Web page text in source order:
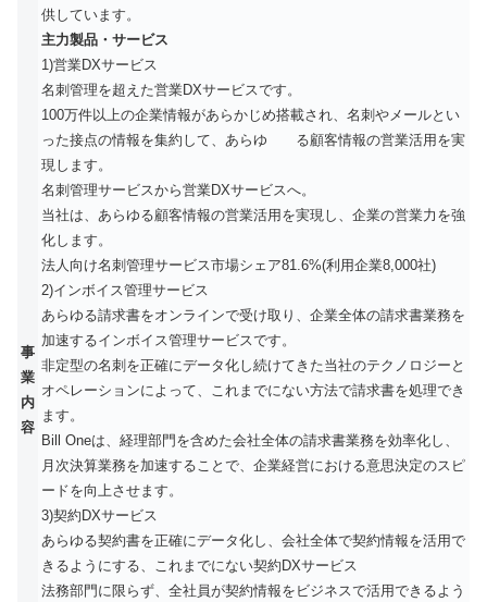
事
業
内
容
供しています。
主力製品・サービス
1)営業DXサービス
名刺管理を超えた営業DXサービスです。
100万件以上の企業情報があらかじめ搭載され、名刺やメールとい
った接点の情報を集約して、あらゆ る顧客情報の営業活用を実
現します。
名刺管理サービスから営業DXサービスへ。
当社は、あらゆる顧客情報の営業活用を実現し、企業の営業力を強
化します。
法人向け名刺管理サービス市場シェア81.6%(利用企業8,000社)
2)インボイス管理サービス
あらゆる請求書をオンラインで受け取り、企業全体の請求書業務を
加速するインボイス管理サービスです。
非定型の名刺を正確にデータ化し続けてきた当社のテクノロジーと
オペレーションによって、これまでにない方法で請求書を処理でき
ます。
Bill Oneは、経理部門を含めた会社全体の請求書業務を効率化し、
月次決算業務を加速することで、企業経営における意思決定のスピ
ードを向上させます。
3)契約DXサービス
あらゆる契約書を正確にデータ化し、会社全体で契約情報を活用で
きるようにする、これまでにない契約DXサービス
法務部門に限らず、全社員が契約情報をビジネスで活用できるよう